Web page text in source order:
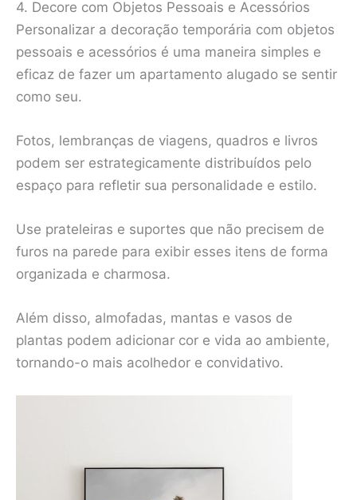
4. Decore com Objetos Pessoais e Acessórios
Personalizar a decoração temporária com objetos
pessoais e acessórios é uma maneira simples e
eficaz de fazer um apartamento alugado se sentir
como seu.
Fotos, lembranças de viagens, quadros e livros
podem ser estrategicamente distribuídos pelo
espaço para refletir sua personalidade e estilo.
Use prateleiras e suportes que não precisem de
furos na parede para exibir esses itens de forma
organizada e charmosa.
Além disso, almofadas, mantas e vasos de
plantas podem adicionar cor e vida ao ambiente,
tornando-o mais acolhedor e convidativo.